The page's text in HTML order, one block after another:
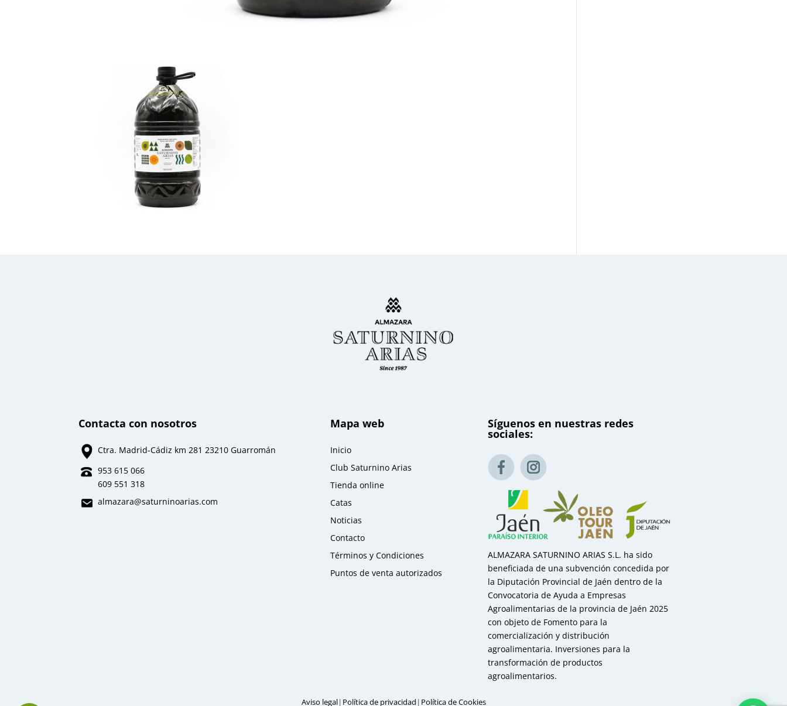
Contacta con nosotros
Ctra. Madrid-Cádiz km 281 23210 Guarromán
953 615 066
609 551 318
almazara@saturninoarias.com
Mapa web
Inicio
Club Saturnino Arias
Tienda online
Catas
Noticias
Contacto
Términos y Condiciones
Puntos de venta autorizados
Síguenos en nuestras redes
sociales:
ALMAZARA SATURNINO ARIAS S.L. ha sido
beneficiada de una subvención concedida por
la Diputación Provincial de Jaén dentro de la
Convocatoria de Ayuda a Empresas
Agroalimentarias de la provincia de Jaén 2025
con objeto de Fomento para la
comercialización y distribución
agroalimentaria. Inversiones para la
transformación de productos
agroalimentarios.
Aviso legal| Política de privacidad | Política de Cookies